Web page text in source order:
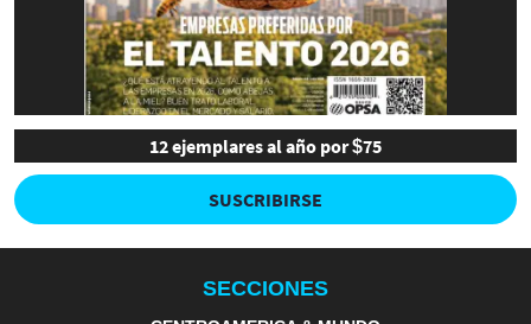
12 ejemplares al año por $75
SUSCRIBIRSE
SECCIONES